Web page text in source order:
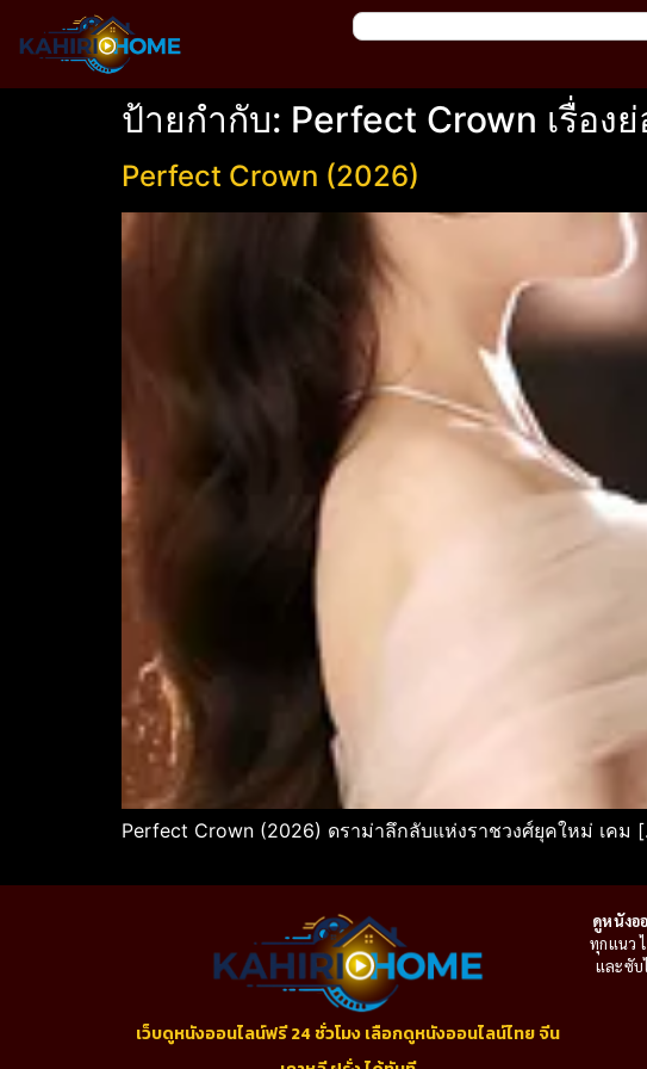
ป้ายกำกับ: Perfect Crown เรื่องย่
Perfect Crown (2026)
Perfect Crown (2026) ดราม่าลึกลับแห่งราชวงศ์ยุคใหม่ เคม
เว็บดูหนังออนไลน์ฟรี 24 ชั่วโมง เลือกดูหนังออนไลน์ไทย จีน
ดูหนังอ
ทุกแนว
และซับ